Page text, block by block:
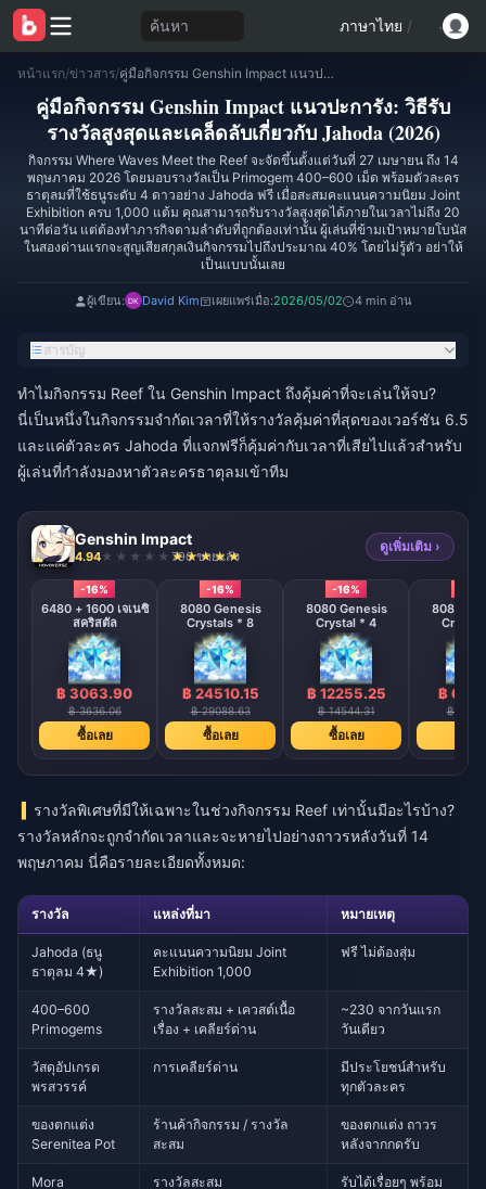
ค้นหา ภาษาไทย /
หน้าแรก/ข่าวสาร/ คู่มือกิจกรรม Genshin Impact แนวปะการัง: วิธีรับรางวัลสูงสุดและเคล็ดลับเกี่ยวกับ Jahoda (2026)
คู่มือกิจกรรม Genshin Impact แนวปะการัง: วิธีรับ
รางวัลสูงสุดและเคล็ดลับเกี่ยวกับ Jahoda (2026)
กิจกรรม Where Waves Meet the Reef จะจัดขึ้นตั้งแต่วันที่ 27 เมษายน ถึง 14
พฤษภาคม 2026 โดยมอบรางวัลเป็น Primogem 400–600 เม็ด พร้อมตัวละคร
ธาตุลมที่ใช้ธนูระดับ 4 ดาวอย่าง Jahoda ฟรี เมื่อสะสมคะแนนความนิยม Joint
Exhibition ครบ 1,000 แต้ม คุณสามารถรับรางวัลสูงสุดได้ภายในเวลาไม่ถึง 20
นาทีต่อวัน แต่ต้องทำภารกิจตามลำดับที่ถูกต้องเท่านั้น ผู้เล่นที่ข้ามเป้าหมายโบนัส
ในสองด่านแรกจะสูญเสียสกุลเงินกิจกรรมไปถึงประมาณ 40% โดยไม่รู้ตัว อย่าให้
เป็นแบบนั้นเลย
ผู้เขียน: David Kim เผยแพร่เมื่อ:2026/05/02 4 min อ่าน
สารบัญ
ทำไมกิจกรรม Reef ใน Genshin Impact ถึงคุ้มค่าที่จะเล่นให้จบ?
นี่เป็นหนึ่งในกิจกรรมจำกัดเวลาที่ให้รางวัลคุ้มค่าที่สุดของเวอร์ชัน 6.5
และแค่ตัวละคร Jahoda ที่แจกฟรีก็คุ้มค่ากับเวลาที่เสียไปแล้วสำหรับ
ผู้เล่นที่กำลังมองหาตัวละครธาตุลมเข้าทีม
Genshin Impact
4.94 790 ขายแล้ว
ดูเพิ่มเติม ›
-16%
6480 + 1600 เจเนซิ
สคริสตัล
฿ 3063.90
฿ 3636.06
ซื้อเลย
-16%
8080 Genesis
Crystals * 8
฿ 24510.15
฿ 29088.63
ซื้อเลย
-16%
8080 Genesis
Crystal * 4
฿ 12255.25
฿ 14544.31
ซื้อเลย
8080
Crystal
฿
฿
รางวัลพิเศษที่มีให้เฉพาะในช่วงกิจกรรม Reef เท่านั้นมีอะไรบ้าง?
รางวัลหลักจะถูกจำกัดเวลาและจะหายไปอย่างถาวรหลังวันที่ 14
พฤษภาคม นี่คือรายละเอียดทั้งหมด:
รางวัล แหล่งที่มา หมายเหตุ
Jahoda (ธนู
ธาตุลม 4★)
คะแนนความนิยม Joint
Exhibition 1,000
ฟรี ไม่ต้องสุ่ม
400–600
Primogems
รางวัลสะสม + เควสต์เนื้อ
เรื่อง + เคลียร์ด่าน
~230 จากวันแรก
วันเดียว
วัสดุอัปเกรด
พรสวรรค์
การเคลียร์ด่าน
มีประโยชน์สำหรับ
ทุกตัวละคร
ของตกแต่ง
Serenitea Pot
ร้านค้ากิจกรรม / รางวัล
สะสม
ของตกแต่ง ถาวร
หลังจากกดรับ
Mora รางวัลสะสม
รับได้เรื่อยๆ พร้อม